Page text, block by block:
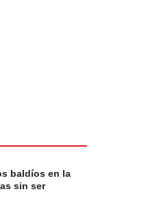
baldíos en la
sin ser